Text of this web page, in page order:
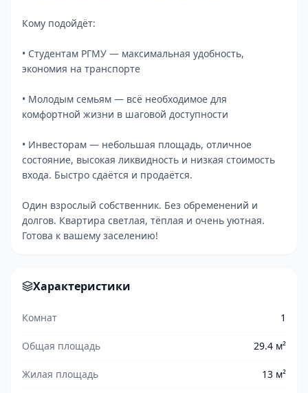
Кому подойдёт:
• Студентам РГМУ — максимальная удобность,
экономия на транспорте
• Молодым семьям — всё необходимое для
комфортной жизни в шаговой доступности
• Инвесторам — небольшая площадь, отличное
состояние, высокая ликвидность и низкая стоимость
входа. Быстро сдаётся и продаётся.
Один взрослый собственник. Без обременений и
долгов. Квартира светлая, тёплая и очень уютная.
Готова к вашему заселению!
Характеристики
Комнат 1
Общая площадь 29.4 м²
Жилая площадь 13 м²